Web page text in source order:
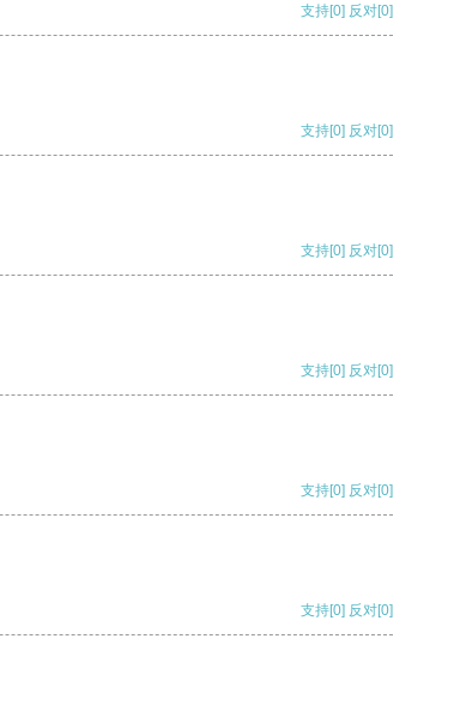
支持[0] 反对[0]
支持[0] 反对[0]
支持[0] 反对[0]
支持[0] 反对[0]
支持[0] 反对[0]
支持[0] 反对[0]